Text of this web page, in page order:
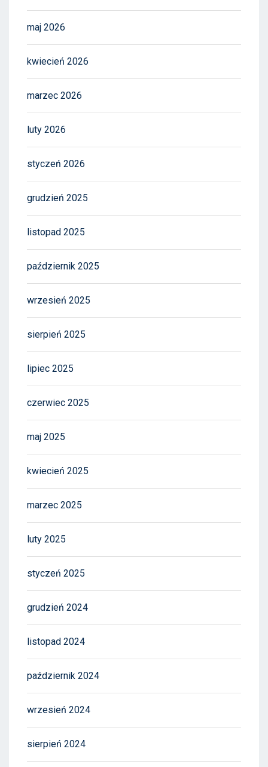
maj 2026
kwiecień 2026
marzec 2026
luty 2026
styczeń 2026
grudzień 2025
listopad 2025
październik 2025
wrzesień 2025
sierpień 2025
lipiec 2025
czerwiec 2025
maj 2025
kwiecień 2025
marzec 2025
luty 2025
styczeń 2025
grudzień 2024
listopad 2024
październik 2024
wrzesień 2024
sierpień 2024